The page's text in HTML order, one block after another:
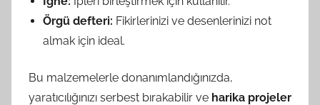
Örgü defteri: Fikirlerinizi ve desenlerinizi not
almak için ideal.
Bu malzemelerle donanımlandığınızda,
yaratıcılığınızı serbest bırakabilir ve harika projeler